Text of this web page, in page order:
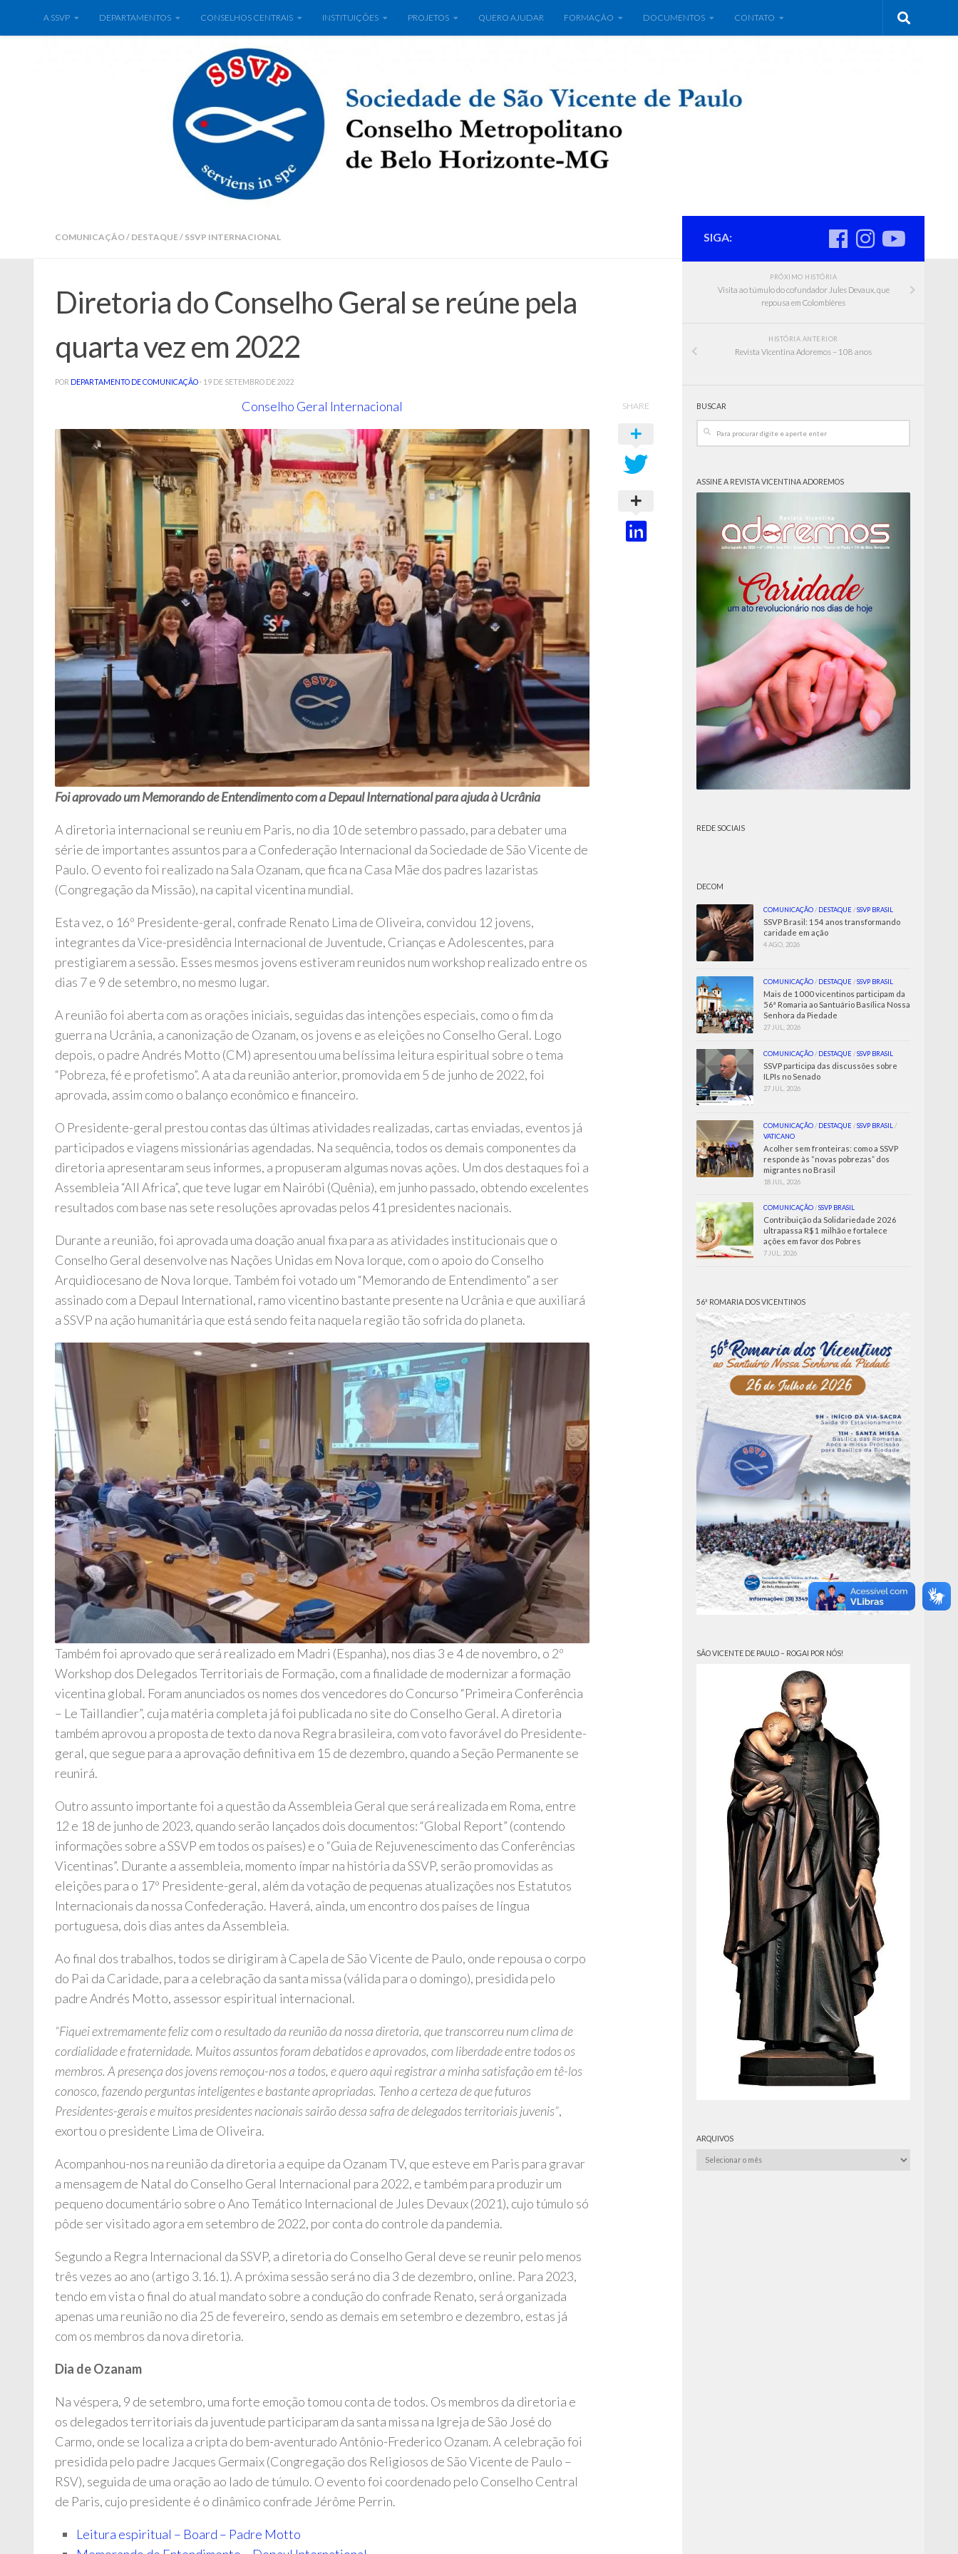
A SSVP DEPARTAMENTOS CONSELHOS CENTRAIS INSTITUIÇÕES PROJETOS QUERO AJUDAR FORMAÇÃO DOCUMENTOS CONTATO
COMUNICAÇÃO/ DESTAQUE/ SSVP INTERNACIONAL
Diretoria do Conselho Geral se reúne pela
quarta vez em 2022
POR DEPARTAMENTO DE COMUNICAÇÃO · 19 DE SETEMBRO DE 2022
Conselho Geral Internacional
Foi aprovado um Memorando de Entendimento com a Depaul International para ajuda à Ucrânia
A diretoria internacional se reuniu em Paris, no dia 10 de setembro passado, para debater uma
série de importantes assuntos para a Confederação Internacional da Sociedade de São Vicente de
Paulo. O evento foi realizado na Sala Ozanam, que fica na Casa Mãe dos padres lazaristas
(Congregação da Missão), na capital vicentina mundial.
Esta vez, o 16º Presidente-geral, confrade Renato Lima de Oliveira, convidou 12 jovens,
integrantes da Vice-presidência Internacional de Juventude, Crianças e Adolescentes, para
prestigiarem a sessão. Esses mesmos jovens estiveram reunidos num workshop realizado entre os
dias 7 e 9 de setembro, no mesmo lugar.
A reunião foi aberta com as orações iniciais, seguidas das intenções especiais, como o fim da
guerra na Ucrânia, a canonização de Ozanam, os jovens e as eleições no Conselho Geral. Logo
depois, o padre Andrés Motto (CM) apresentou uma belíssima leitura espiritual sobre o tema
“Pobreza, fé e profetismo”. A ata da reunião anterior, promovida em 5 de junho de 2022, foi
aprovada, assim como o balanço econômico e financeiro.
O Presidente-geral prestou contas das últimas atividades realizadas, cartas enviadas, eventos já
participados e viagens missionárias agendadas. Na sequência, todos os demais componentes da
diretoria apresentaram seus informes, a propuseram algumas novas ações. Um dos destaques foi a
Assembleia “All Africa”, que teve lugar em Nairóbi (Quênia), em junho passado, obtendo excelentes
resultados com base nas sete resoluções aprovadas pelos 41 presidentes nacionais.
Durante a reunião, foi aprovada uma doação anual fixa para as atividades institucionais que o
Conselho Geral desenvolve nas Nações Unidas em Nova Iorque, com o apoio do Conselho
Arquidiocesano de Nova Iorque. Também foi votado um “Memorando de Entendimento” a ser
assinado com a Depaul International, ramo vicentino bastante presente na Ucrânia e que auxiliará
a SSVP na ação humanitária que está sendo feita naquela região tão sofrida do planeta.
Também foi aprovado que será realizado em Madri (Espanha), nos dias 3 e 4 de novembro, o 2º
Workshop dos Delegados Territoriais de Formação, com a finalidade de modernizar a formação
vicentina global. Foram anunciados os nomes dos vencedores do Concurso “Primeira Conferência
– Le Taillandier”, cuja matéria completa já foi publicada no site do Conselho Geral. A diretoria
também aprovou a proposta de texto da nova Regra brasileira, com voto favorável do Presidente-
geral, que segue para a aprovação definitiva em 15 de dezembro, quando a Seção Permanente se
reunirá.
Outro assunto importante foi a questão da Assembleia Geral que será realizada em Roma, entre
12 e 18 de junho de 2023, quando serão lançados dois documentos: “Global Report” (contendo
informações sobre a SSVP em todos os países) e o “Guia de Rejuvenescimento das Conferências
Vicentinas”. Durante a assembleia, momento ímpar na história da SSVP, serão promovidas as
eleições para o 17º Presidente-geral, além da votação de pequenas atualizações nos Estatutos
Internacionais da nossa Confederação. Haverá, ainda, um encontro dos países de língua
portuguesa, dois dias antes da Assembleia.
Ao final dos trabalhos, todos se dirigiram à Capela de São Vicente de Paulo, onde repousa o corpo
do Pai da Caridade, para a celebração da santa missa (válida para o domingo), presidida pelo
padre Andrés Motto, assessor espiritual internacional.
“Fiquei extremamente feliz com o resultado da reunião da nossa diretoria, que transcorreu num clima de
cordialidade e fraternidade. Muitos assuntos foram debatidos e aprovados, com liberdade entre todos os
membros. A presença dos jovens remoçou-nos a todos, e quero aqui registrar a minha satisfação em tê-los
conosco, fazendo perguntas inteligentes e bastante apropriadas. Tenho a certeza de que futuros
Presidentes-gerais e muitos presidentes nacionais sairão dessa safra de delegados territoriais juvenis”,
exortou o presidente Lima de Oliveira.
Acompanhou-nos na reunião da diretoria a equipe da Ozanam TV, que esteve em Paris para gravar
a mensagem de Natal do Conselho Geral Internacional para 2022, e também para produzir um
pequeno documentário sobre o Ano Temático Internacional de Jules Devaux (2021), cujo túmulo só
pôde ser visitado agora em setembro de 2022, por conta do controle da pandemia.
Segundo a Regra Internacional da SSVP, a diretoria do Conselho Geral deve se reunir pelo menos
três vezes ao ano (artigo 3.16.1). A próxima sessão será no dia 3 de dezembro, online. Para 2023,
tendo em vista o final do atual mandato sobre a condução do confrade Renato, será organizada
apenas uma reunião no dia 25 de fevereiro, sendo as demais em setembro e dezembro, estas já
com os membros da nova diretoria.
Dia de Ozanam
Na véspera, 9 de setembro, uma forte emoção tomou conta de todos. Os membros da diretoria e
os delegados territoriais da juventude participaram da santa missa na Igreja de São José do
Carmo, onde se localiza a cripta do bem-aventurado Antônio-Frederico Ozanam. A celebração foi
presidida pelo padre Jacques Germaix (Congregação dos Religiosos de São Vicente de Paulo –
RSV), seguida de uma oração ao lado de túmulo. O evento foi coordenado pelo Conselho Central
de Paris, cujo presidente é o dinâmico confrade Jérôme Perrin.
Leitura espiritual – Board – Padre Motto
SHARE
SIGA:
PRÓXIMO HISTÓRIA
Visita ao túmulo do cofundador Jules Devaux, que
repousa em Colombières
HISTÓRIA ANTERIOR
Revista Vicentina Adoremos – 108 anos
BUSCAR
ASSINE A REVISTA VICENTINA ADOREMOS
REDE SOCIAIS
DECOM
COMUNICAÇÃO / DESTAQUE /SSVP BRASIL
SSVP Brasil: 154 anos transformando
caridade em ação
4 AGO, 2026
COMUNICAÇÃO / DESTAQUE /SSVP BRASIL
Mais de 1000 vicentinos participam da
56ª Romaria ao Santuário Basílica Nossa
Senhora da Piedade
27 JUL, 2026
COMUNICAÇÃO / DESTAQUE /SSVP BRASIL
SSVP participa das discussões sobre
ILPIs no Senado
27 JUL, 2026
COMUNICAÇÃO / DESTAQUE /SSVP BRASIL /
VATICANO
Acolher sem fronteiras: como a SSVP
responde às “novas pobrezas” dos
migrantes no Brasil
18 JUL, 2026
COMUNICAÇÃO /SSVP BRASIL
Contribuição da Solidariedade 2026
ultrapassa R$ 1 milhão e fortalece
ações em favor dos Pobres
7 JUL, 2026
56ª ROMARIA DOS VICENTINOS
SÃO VICENTE DE PAULO – ROGAI POR NÓS!
ARQUIVOS
Arquivos